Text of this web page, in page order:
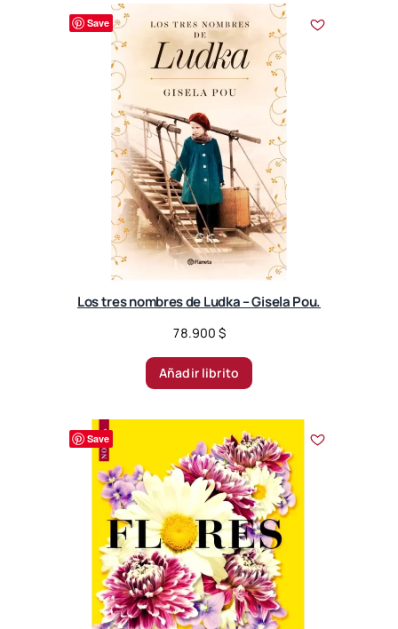
r
t
e
d
b
y
l
a
t
e
s
t
Save
Los tres nombres de Ludka – Gisela Pou.
78.900 $
Añadir librito
Save